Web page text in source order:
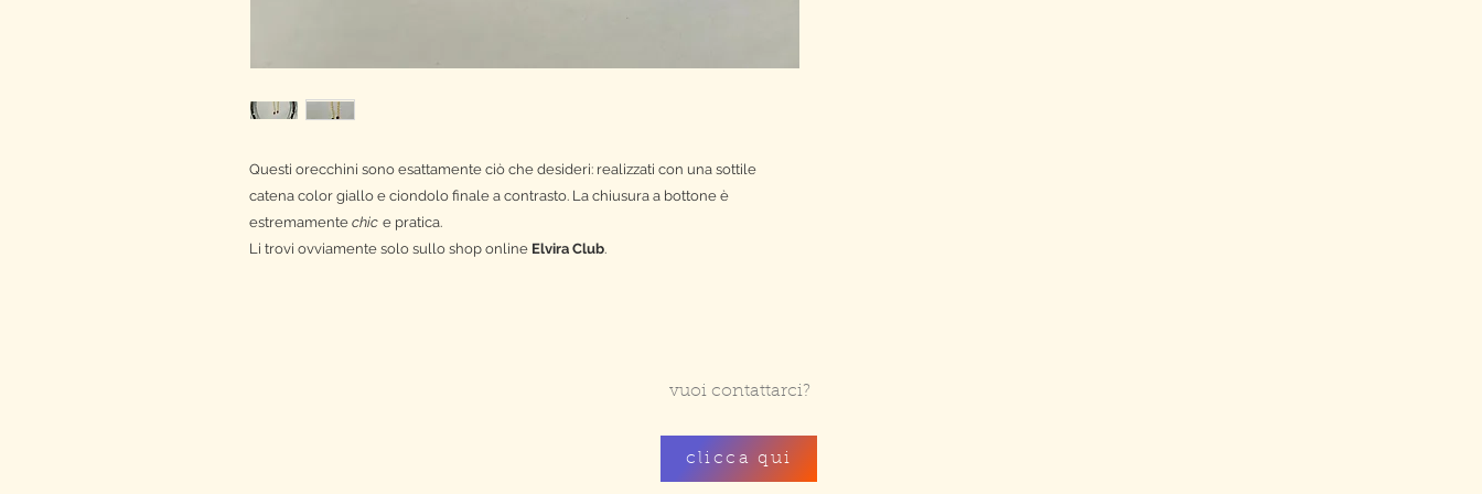
Questi orecchini sono esattamente ciò che desideri: realizzati con una sottile
catena color giallo e ciondolo finale a contrasto. La chiusura a bottone è
estremamente chic e pratica.
Li trovi ovviamente solo sullo shop online Elvira Club.
vuoi contattarci?
clicca qui